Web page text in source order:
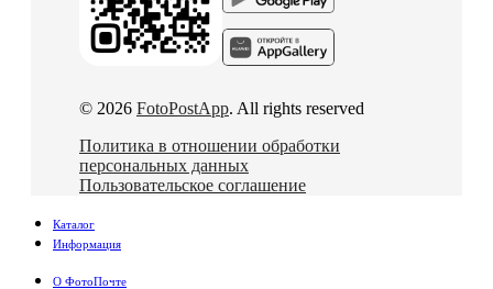
© 2026 FotoPostApp. All rights reserved
Политика в отношении обработки
персональных данных
Пользовательское соглашение
Каталог
Информация
О ФотоПочте